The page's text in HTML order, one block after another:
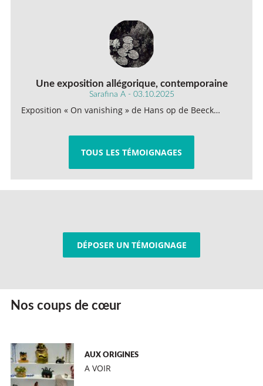
Une exposition allégorique, contemporaine
Sarafina A - 03.10.2025
Exposition « On vanishing » de Hans op de Beeck…
TOUS LES TÉMOIGNAGES
DÉPOSER UN TÉMOIGNAGE
Nos coups de cœur
AUX ORIGINES
A VOIR